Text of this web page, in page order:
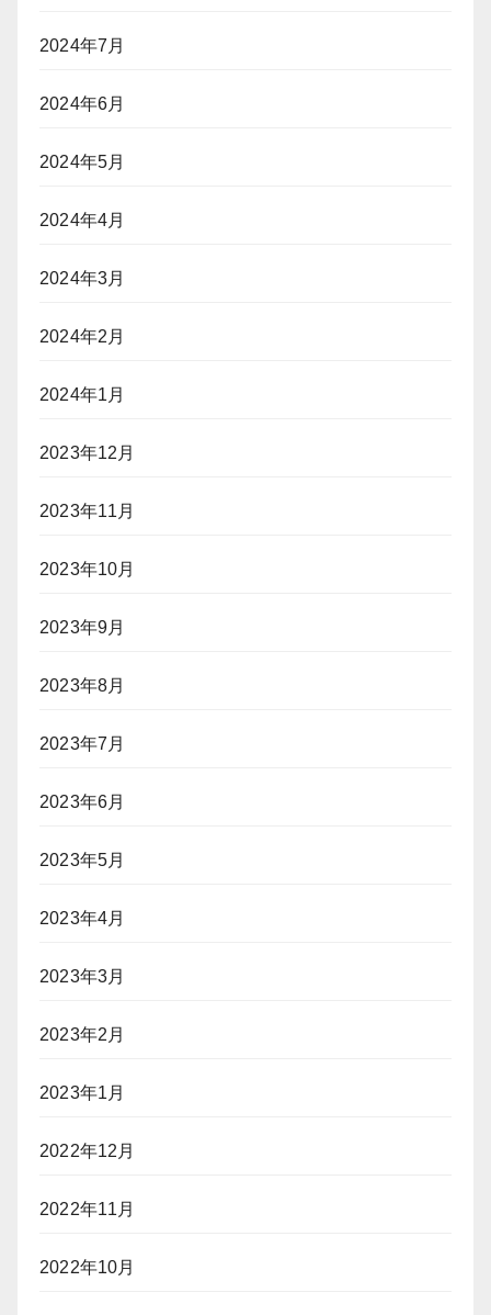
2024年7月
2024年6月
2024年5月
2024年4月
2024年3月
2024年2月
2024年1月
2023年12月
2023年11月
2023年10月
2023年9月
2023年8月
2023年7月
2023年6月
2023年5月
2023年4月
2023年3月
2023年2月
2023年1月
2022年12月
2022年11月
2022年10月